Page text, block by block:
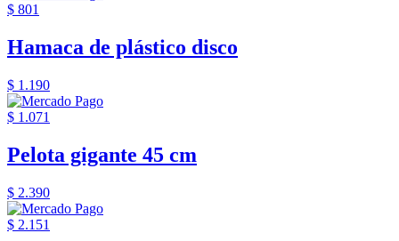
$ 801
Hamaca de plástico disco
$ 1.190
$ 1.071
Pelota gigante 45 cm
$ 2.390
$ 2.151